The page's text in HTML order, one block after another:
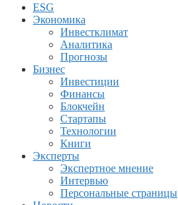
ESG
Экономика
Инвестклимат
Аналитика
Прогнозы
Бизнес
Инвестиции
Финансы
Блокчейн
Стартапы
Технологии
Книги
Эксперты
Экспертное мнение
Интервью
Персональные страницы